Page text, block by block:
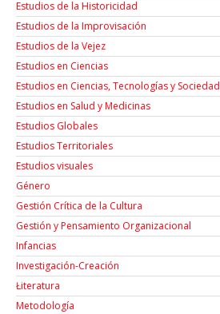
Estudios de la Historicidad
Estudios de la Improvisación
Estudios de la Vejez
Estudios en Ciencias
Estudios en Ciencias, Tecnologías y Sociedad
Estudios en Salud y Medicinas
Estudios Globales
Estudios Territoriales
Estudios visuales
Género
Gestión Crítica de la Cultura
Gestión y Pensamiento Organizacional
Infancias
Investigación-Creación
Łiteratura
Metodología